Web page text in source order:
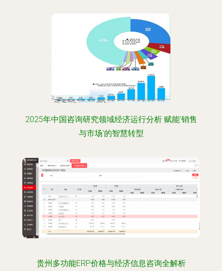
2025年中国咨询研究领域经济运行分析 赋能‘销售
与市场’的智慧转型
贵州多功能ERP价格与经济信息咨询全解析